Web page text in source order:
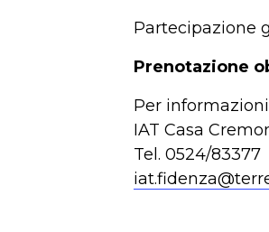
Partecipazione
Prenotazione
Per
IAT Casa
Tel. 0524/83377